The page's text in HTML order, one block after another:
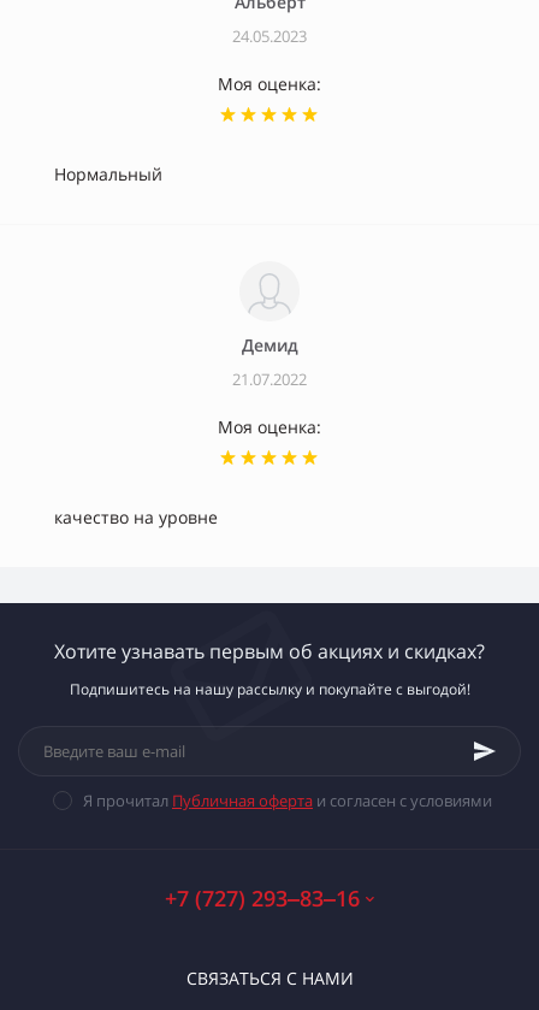
24.05.2023
Моя оценка:
Нормальный
Демид
21.07.2022
Моя оценка:
качество на уровне
Хотите узнавать первым об акциях и скидках?
Подпишитесь на нашу рассылку и покупайте с выгодой!
Я прочитал Публичная оферта и согласен с условиями
+7 (727) 293‒83‒16
СВЯЗАТЬСЯ С НАМИ